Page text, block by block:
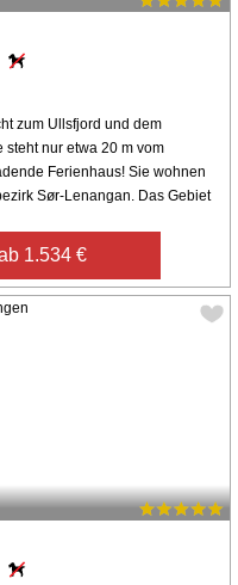
zum Ullsfjord und dem
nur etwa 20 m vom
Ferienhaus! Sie wohnen
Sør-Lenangan. Das Gebiet
1.534 €